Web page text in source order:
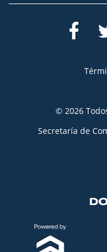
© 2026
Secretaría de